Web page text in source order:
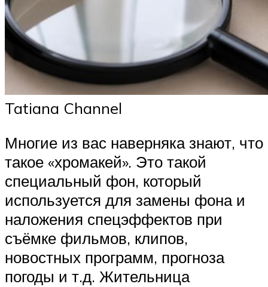
Tatiana Channel
Многие из вас наверняка знают, что
такое «хромакей». Это такой
специальный фон, который
используется для замены фона и
наложения спецэффектов при
съёмке фильмов, клипов,
новостных программ, прогноза
погоды и т.д. Жительница